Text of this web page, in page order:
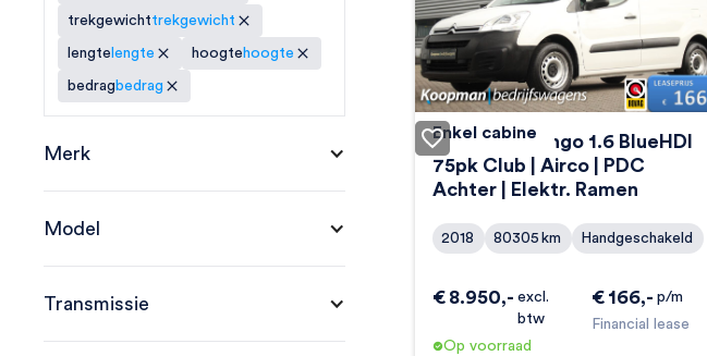
trekgewichttrekgewicht
lengte lengte hoogte hoogte
bedrag bedrag
Merk
Model
Transmissie
Enkel cabine
Citroën Berlingo 1.6 BlueHDI
75pk Club | Airco | PDC
Achter | Elektr. Ramen
2018 80305 km Handgeschakeld
€ 166,- p/m
Financial lease
€ 8.950,- excl.
btw
Op voorraad